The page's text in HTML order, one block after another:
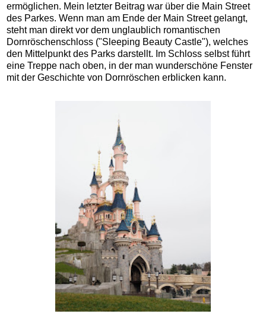
ermöglichen. Mein letzter Beitrag war über die Main Street
des Parkes. Wenn man am Ende der Main Street gelangt,
steht man direkt vor dem unglaublich romantischen
Dornröschenschloss ("Sleeping Beauty Castle"), welches
den Mittelpunkt des Parks darstellt. Im Schloss selbst führt
eine Treppe nach oben, in der man wunderschöne Fenster
mit der Geschichte von Dornröschen erblicken kann.